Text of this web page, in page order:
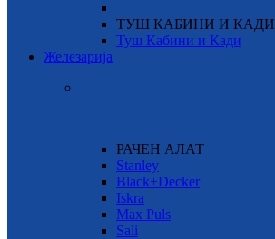
ТУШ КАБИНИ И КАДИ
Туш Кабини и Кади
Железарија
РАЧЕН АЛАТ
Stanley
Black+Decker
Iskra
Max Puls
Sali